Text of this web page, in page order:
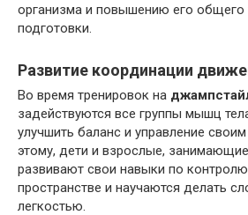
организма и повышению его общего
подготовки.
Развитие координации
Во время тренировок на
задействуются все группы мышц
улучшить баланс и управление
этому, дети и взрослые,
развивают свои навыки по контролю
пространстве и научаются делать
легкостью.